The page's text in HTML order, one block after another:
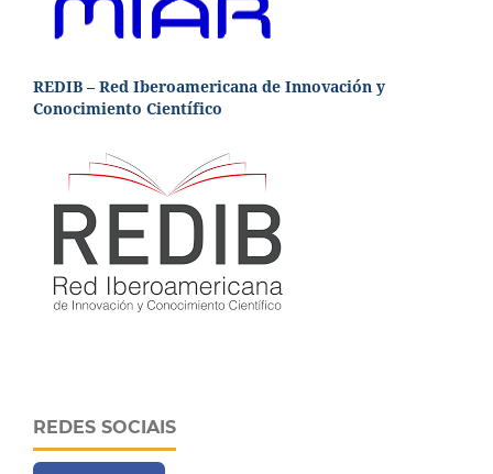
REDIB – Red Iberoamericana de Innovación y
Conocimiento Científico
REDES SOCIAIS